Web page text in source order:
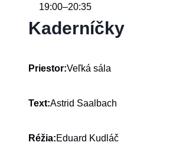
19:00–20:35
Kaderníčky
Priestor:Veľká sála
Text:Astrid Saalbach
Réžia:Eduard Kudláč